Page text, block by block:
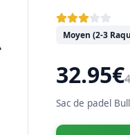
Moyen (2-3
32.95€
Sac de padel